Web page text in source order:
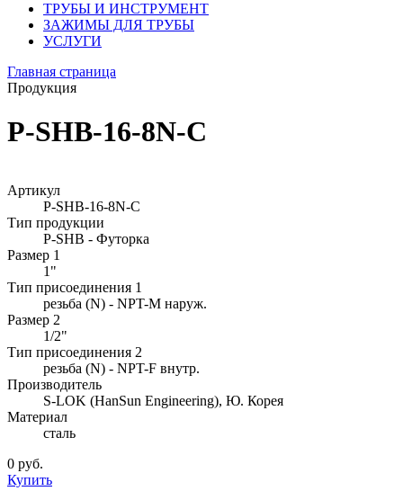
ТРУБЫ И ИНСТРУМЕНТ
ЗАЖИМЫ ДЛЯ ТРУБЫ
УСЛУГИ
Главная страница
Продукция
P-SHB-16-8N-C
Артикул
P-SHB-16-8N-C
Тип продукции
P-SHB - Футорка
Размер 1
1"
Тип присоединения 1
резьба (N) - NPT-M наруж.
Размер 2
1/2"
Тип присоединения 2
резьба (N) - NPT-F внутр.
Производитель
S-LOK (HanSun Engineering), Ю. Корея
Материал
сталь
0 руб.
Купить